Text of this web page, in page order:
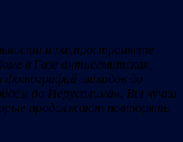
и распространяете
в Газе антисемитская,
фотографий шахидов до
до Иерусалима». Вы кучка
продолжают повторять